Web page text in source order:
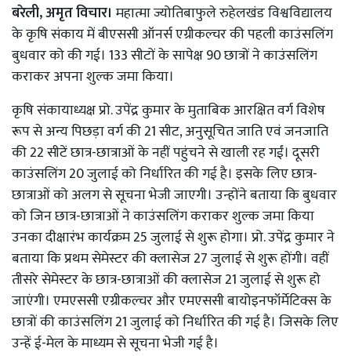
बरेली, अमृत विचार। महात्मा ज्योतिबाफुले रुहेलखंड विश्वविद्यालय
के कृषि संकाय में बीएससी ऑनर्स एग्रीकल्चर की पहली काउंसलिंग
बुधवार को की गई। 133 सीटों के सापेक्ष 90 छात्रों ने काउंसलिंग
कराकर अपना शुल्क जमा किया।
कृषि संकायाध्यक्ष प्रो. उपेंद्र कुमार के मुताबिक आरक्षित वर्ग विशेष
रूप से अन्य पिछड़ा वर्ग की 21 सीट, अनुसूचित जाति एवं जनजाति
की 22 सीटें छात्र-छात्राओं के नहीं पहुंचने से खाली रह गईं। दूसरी
काउंसलिंग 20 जुलाई को निर्धारित की गई है। इसके लिए छात्र-
छात्राओं को अलग से सूचना भेजी जाएगी। उन्होंने बताया कि बुधवार
को जिन छात्र-छात्राओं ने काउंसलिंग कराकर शुल्क जमा किया
उनका दीक्षारंभ कार्यक्रम 25 जुलाई से शुरू होगा। प्रो. उपेंद्र कुमार ने
बताया कि प्रथम सेमेस्टर की क्लासेज 27 जुलाई से शुरू होंगी। वहीं
तीसरे सेमेस्टर के छात्र-छात्राओं की क्लासेज 21 जुलाई से शुरू हो
जाएंगी। एमएससी एग्रीकल्चर और एमएससी बायोइनफॉर्मेटिक्स के
छात्रों की काउंसलिंग 21 जुलाई को निर्धारित की गई है। जिसके लिए
उन्हें ई-मेल के माध्यम से सूचना भेजी गई है।